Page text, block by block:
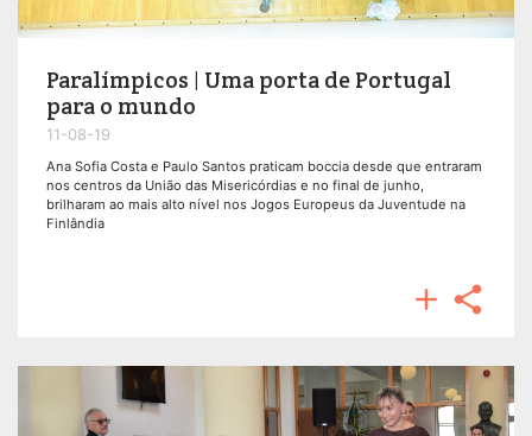
Paralímpicos | Uma porta de Portugal
para o mundo
11-08-19
Ana Sofia Costa e Paulo Santos praticam boccia desde que entraram
nos centros da União das Misericórdias e no final de junho,
brilharam ao mais alto nível nos Jogos Europeus da Juventude na
Finlândia
 